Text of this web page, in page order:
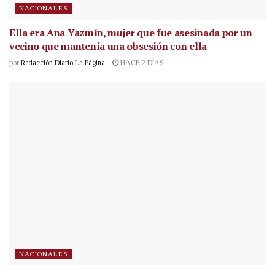
NACIONALES
Ella era Ana Yazmín, mujer que fue asesinada por un
vecino que mantenía una obsesión con ella
por Redacción Diario La Página HACE 2 DÍAS
NACIONALES